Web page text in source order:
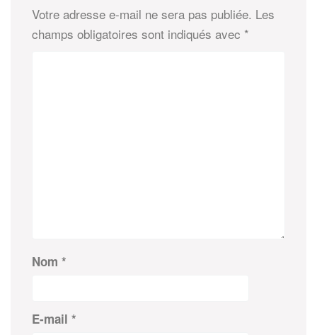
Votre adresse e-mail ne sera pas publiée. Les
champs obligatoires sont indiqués avec *
Nom *
E-mail *